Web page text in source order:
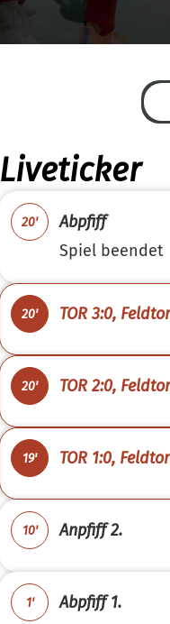
Liveticker
20'
Abpfiff
Spiel beendet
20' TOR 3:0, Feldtor
20' TOR 2:0, Feldtor
19' TOR 1:0, Feldtor
10' Anpfiff 2.
1' Abpfiff 1.